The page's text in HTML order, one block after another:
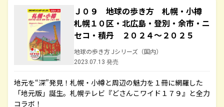
Ｊ０９ 地球の歩き方 札幌・小樽
札幌１０区・北広島・登別・余市・ニ
セコ・積丹 ２０２４～２０２５
地球の歩き方 Jシリーズ（国内）
2023.07.13 発売
地元を“深”発見！札幌・小樽と周辺の魅力を１冊に網羅した
「地元版」誕生。札幌テレビ『どさんこワイド１７９』と全力
コラボ！